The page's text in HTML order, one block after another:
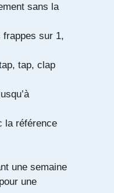
sans la
sur 1,
tap, clap
la référence
une semaine
une